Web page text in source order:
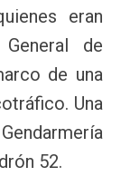
eran
de
de una
Una
52.